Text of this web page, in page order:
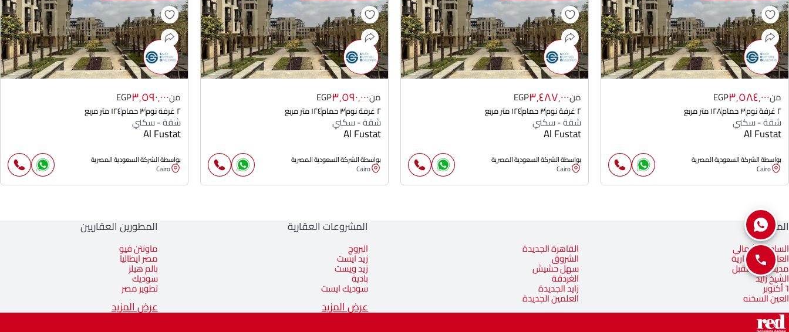
من٣٬٥٨٤٬٠٠٠EGP
٢ غرفة نوم ٣ حمام ١٢٨ متر مربع
شقة - سكني
Al Fustat
بواسطة الشركة السعودية المصرية
Cairo
من٣٬٤٨٧٬٠٠٠EGP
٢ غرفة نوم ٣ حمام ١٢٤ متر مربع
شقة - سكني
Al Fustat
بواسطة الشركة السعودية المصرية
Cairo
من٣٬٥٩٠٬٠٠٠EGP
٢ غرفة نوم ٣ حمام ١٢٤ متر مربع
شقة - سكني
Al Fustat
بواسطة الشركة السعودية المصرية
Cairo
من٣٬٥٩٠٬٠٠٠EGP
٢ غرفة نوم ٣ حمام ١٢٤ متر مربع
شقة - سكني
Al Fustat
بواسطة الشركة السعودية المصرية
Cairo
المناطق
الساحل الشمالي
العاصمة الإدارية
مدينة المستقبل
الشيخ زايد
٦ أكتوبر
العين السخنه
القاهرة الجديدة
الشروق
سهل حشيش
الغردقة
زايد الجديدة
العلمين الجديدة
المشروعات العقارية
البروج
زيد ايست
زيد ويست
بادية
سوديك ايست
عرض المزيد
المطورين العقاريين
ماونتن فيو
مصر ايطاليا
بالم هيلز
سوديك
تطوير مصر
عرض المزيد